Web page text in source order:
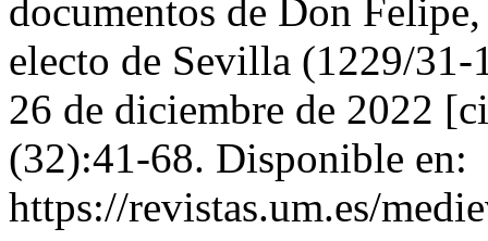
documentos de Don
electo de Sevilla (1229/
26 de diciembre de 2022
(32):41-68. Disponible en:
https://revistas.um.es/